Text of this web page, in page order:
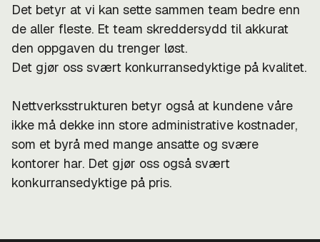
Det betyr at vi kan sette sammen team bedre enn
de aller fleste. Et team skreddersydd til akkurat
den oppgaven du trenger løst.
Det gjør oss svært konkurransedyktige på kvalitet.
Nettverksstrukturen betyr også at kundene våre
ikke må dekke inn store administrative kostnader,
som et byrå med mange ansatte og svære
kontorer har. Det gjør oss også svært
konkurransedyktige på pris.